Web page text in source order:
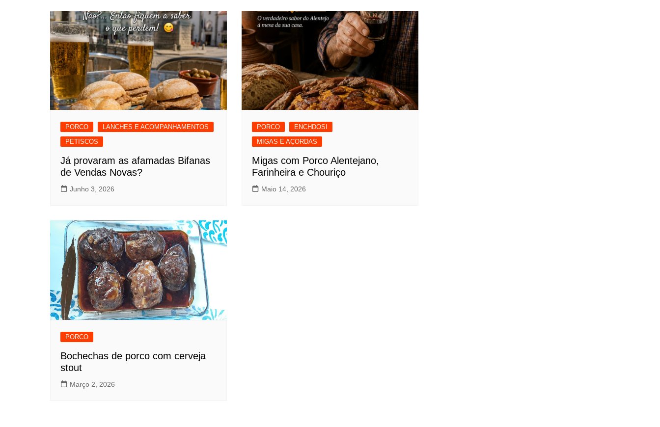
PORCO
LANCHES E ACOMPANHAMENTOS
PETISCOS
Já provaram as afamadas Bifanas
de Vendas Novas?
Junho 3, 2026
PORCO
ENCHDOSI
MIGAS E AÇORDAS
Migas com Porco Alentejano,
Farinheira e Chouriço
Maio 14, 2026
PORCO
Bochechas de porco com cerveja
stout
Março 2, 2026